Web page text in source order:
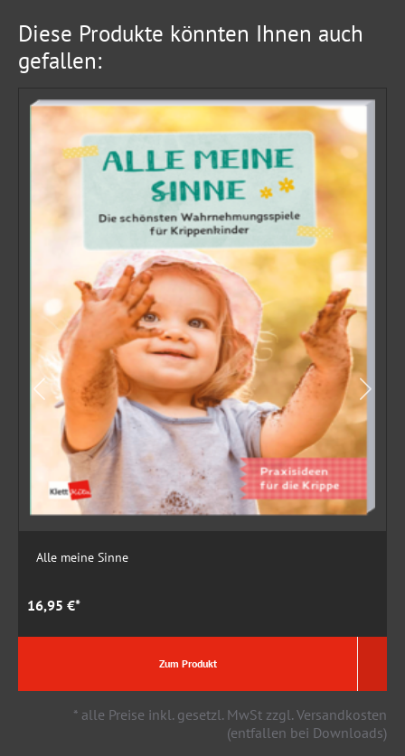
Diese Produkte könnten Ihnen auch
gefallen:
Alle meine Sinne
16,95 €*
Zum Produkt
* alle Preise inkl. gesetzl. MwSt zzgl. Versandkosten
(entfallen bei Downloads)